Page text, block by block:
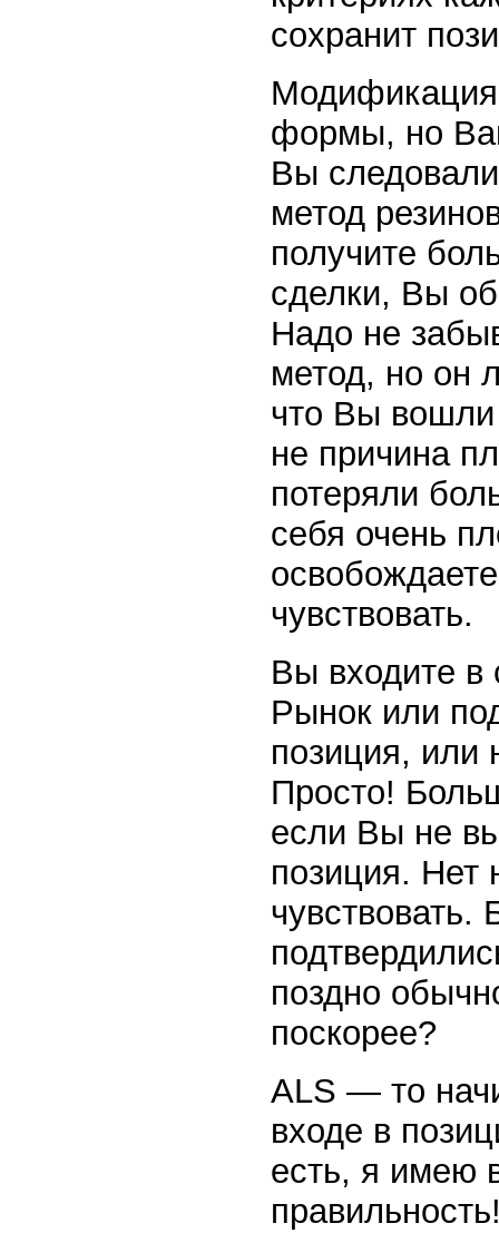
сохранит
Модификация
формы, но
Вы
метод
получите
сделки, Вы
Надо не
метод, но он
что Вы вошли
не причина
потеряли
себя очень
чувствовать.
Вы входите в
Рынок или
позиция, или
Просто!
если Вы не
позиция. Нет
поздно
поскорее?
ALS — то
входе в
есть, я имею